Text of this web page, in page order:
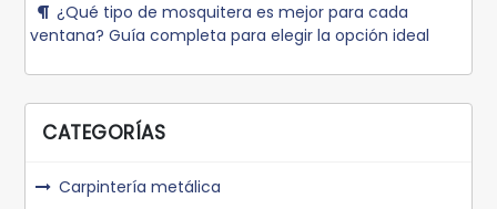
¿Qué tipo de mosquitera es mejor para cada
ventana? Guía completa para elegir la opción ideal
CATEGORÍAS
Carpintería metálica